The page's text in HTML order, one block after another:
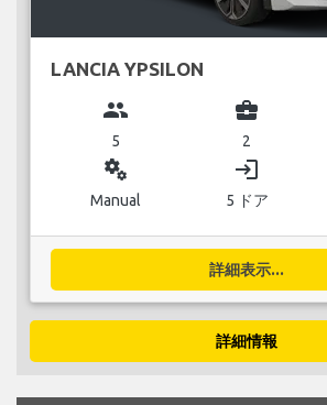
LANCIA YPSILON
group
5
business_center
2
miscellaneous_services
Manual
login
5 ドア
詳細表示...
詳細情報